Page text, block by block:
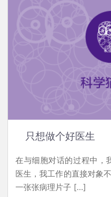
只想做个好医生
在与细胞对话的过程中，
医生，我工作的直接对象
一张张病理片子 […]